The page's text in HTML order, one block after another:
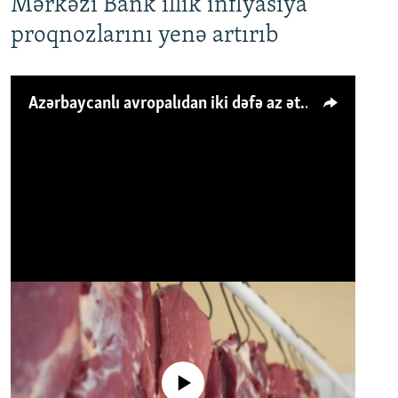
Mərkəzi Bank illik inflyasiya
proqnozlarını yenə artırıb
Azərbaycanlı avropalıdan iki dəfə az ət yeyir, amma... 'Qiymət artımı qaçılmazdır'
No media source currently available